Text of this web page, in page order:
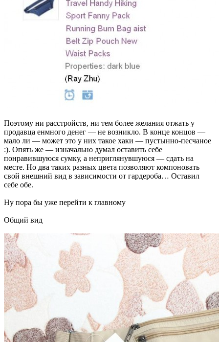
Поэтому ни расстройств, ни тем более желания отжать у
продавца енмного денег — не возникло. В конце концов —
мало ли — может это у них такое хаки — пустынно-песчаное
:). Опять же — изначально думал оставить себе
понравившуюся сумку, а неприглянувшуюся — сдать на
месте. Но два таких разных цвета позволяют компоновать
свой внешний вид в зависимости от гардероба… Оставил
себе обе.
Ну пора бы уже перейти к главному
Общий вид